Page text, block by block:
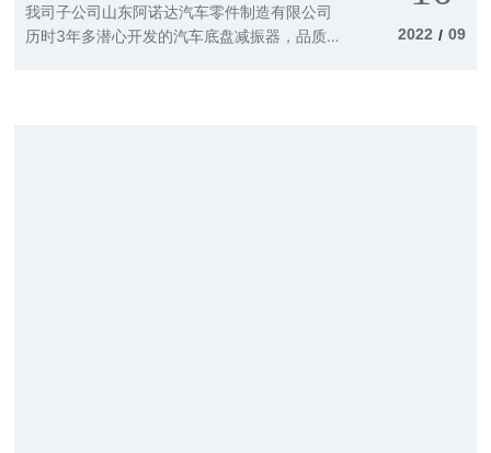
我司子公司山东阿诺达汽车零件制造有限公司
历时3年多潜心开发的汽车底盘减振器，品质
2022 / 09